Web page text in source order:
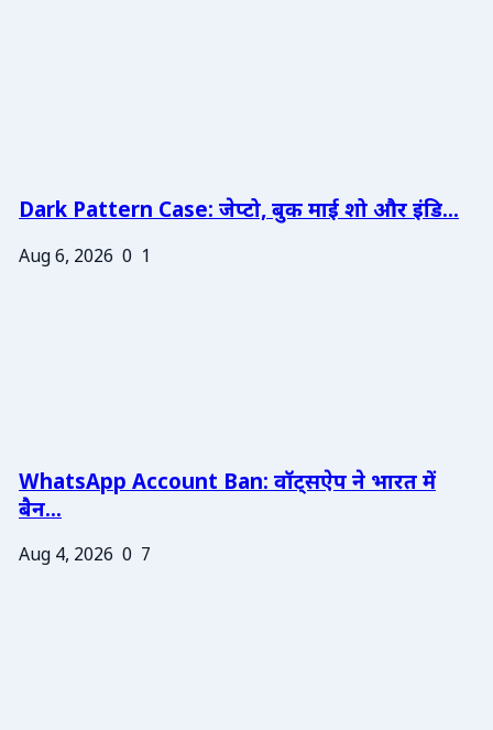
Dark Pattern Case: जेप्टो, बुक माई शो और इंडि...
Aug 6, 2026 0 1
WhatsApp Account Ban: वॉट्सऐप ने भारत में
बैन...
Aug 4, 2026 0 7